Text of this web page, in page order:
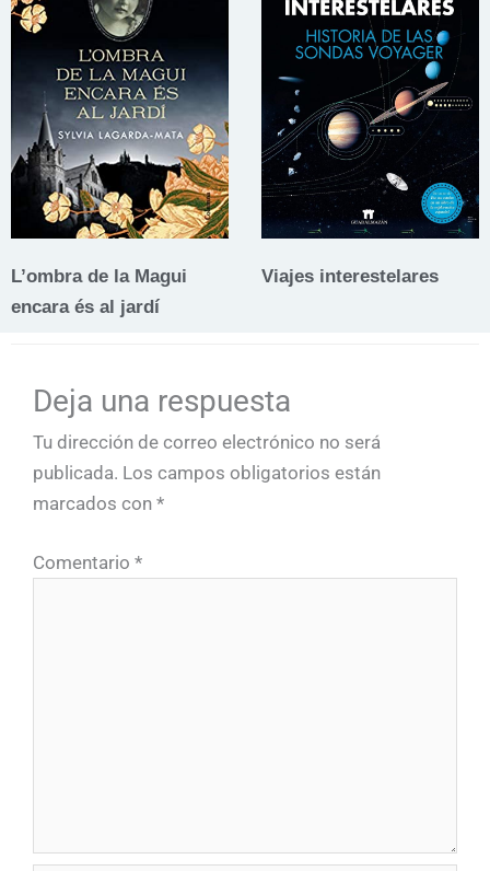
L’ombra de la Magui
encara és al jardí
Viajes interestelares
Deja una respuesta
Tu dirección de correo electrónico no será
publicada. Los campos obligatorios están
marcados con *
Comentario *